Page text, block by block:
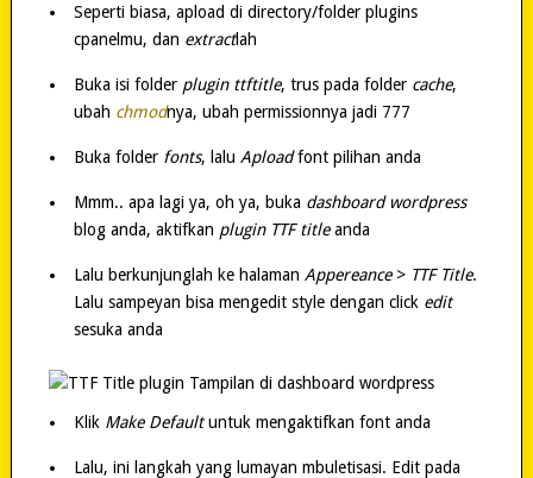
Seperti biasa, apload di directory/folder plugins
cpanelmu, dan extractlah
Buka isi folder plugin ttftitle, trus pada folder cache,
ubah chmodnya, ubah permissionnya jadi 777
Buka folder fonts, laluAploadfont pilihan anda
Mmm.. apa lagi ya, oh ya, buka dashboard wordpress
blog anda, aktifkan plugin TTF titleanda
Lalu berkunjunglah ke halamanAppereance> TTF Title.
Lalu sampeyan bisa mengedit style dengan click edit
sesuka anda
Klik Make Defaultuntuk mengaktifkan font anda
Lalu, ini langkah yang lumayan mbuletisasi. Edit pada